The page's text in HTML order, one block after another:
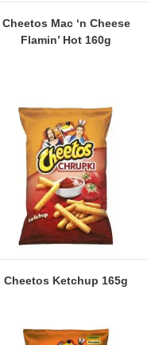
Cheetos Mac ‘n Cheese
Flamin’ Hot 160g
Cheetos Ketchup 165g